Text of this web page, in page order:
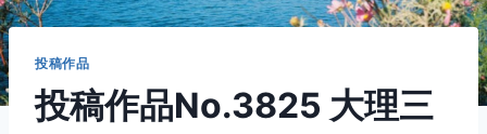
投稿作品
投稿作品No.3825 大理三